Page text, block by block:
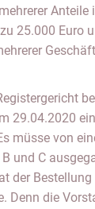
Anteile
25.000 Euro
29.04.2020 ein
müsse von
und C
der
Denn die